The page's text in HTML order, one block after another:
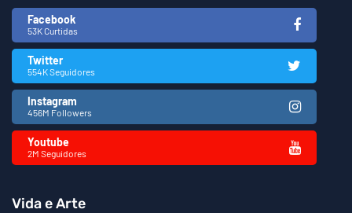
Facebook
53K Curtidas
Twitter
554K Seguidores
Instagram
456M Followers
Youtube
2M Seguidores
Vida e Arte